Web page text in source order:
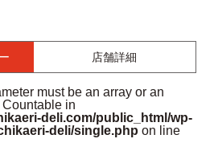
店舗詳細
must be an array or an
in
deli.com/public_html/wp-
deli/single.php on line